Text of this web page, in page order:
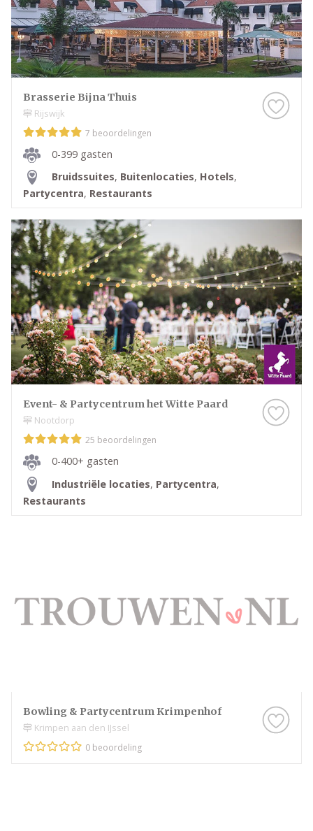
Brasserie Bijna Thuis
Rijswijk
7 beoordelingen
0-399 gasten
Bruidssuites, Buitenlocaties, Hotels,
Partycentra, Restaurants
Event- & Partycentrum het Witte Paard
Nootdorp
25 beoordelingen
0-400+ gasten
Industriële locaties, Partycentra,
Restaurants
Bowling & Partycentrum Krimpenhof
Krimpen aan den IJssel
0 beoordeling